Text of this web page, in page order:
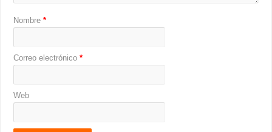
Nombre*
Correo electrónico*
Web